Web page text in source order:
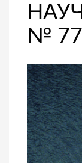
№